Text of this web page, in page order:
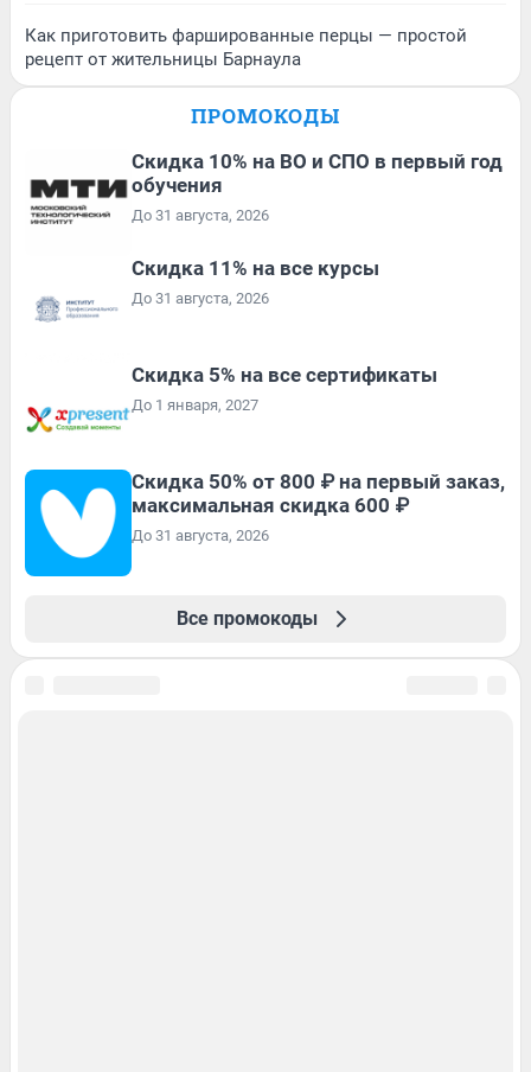
Как приготовить фаршированные перцы — простой
рецепт от жительницы Барнаула
ПРОМОКОДЫ
Скидка 10% на ВО и СПО в первый год
обучения
До 31 августа, 2026
Скидка 11% на все курсы
До 31 августа, 2026
Скидка 5% на все сертификаты
До 1 января, 2027
Скидка 50% от 800 ₽ на первый заказ,
максимальная скидка 600 ₽
До 31 августа, 2026
Все промокоды